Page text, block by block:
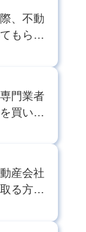
ってい
、以下
しま
、不動
もらう
期間で
くなっ
いる方
する高
...
門業者
買い取
ような
り買主
め、短
にコス
売却を
産会社
る方法
の売却